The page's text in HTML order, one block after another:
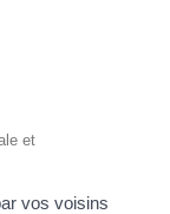
et
vos voisins